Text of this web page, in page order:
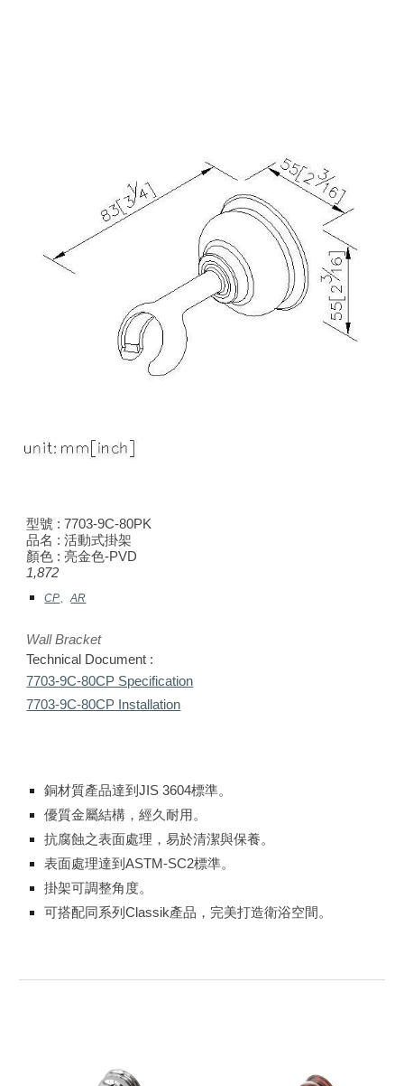
型號 : 7703-9C-80PK
品名 : 活動式掛架
顏色 :亮金色-PVD
1,872
CP、AR
Wall Bracket
Technical Document :
7703-9C-80CP Specification
7703-9C-80CP Installation
銅材質產品達到JIS 3604標準。
優質金屬結構，經久耐用。
抗腐蝕之表面處理，易於清潔與保養。
表面處理達到ASTM-SC2標準。
掛架可調整角度。
可搭配同系列Classik產品，完美打造衛浴空間。